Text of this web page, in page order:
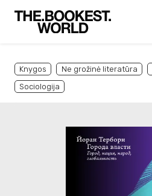
Knygos Ne grožinė literatūra
Sociologija